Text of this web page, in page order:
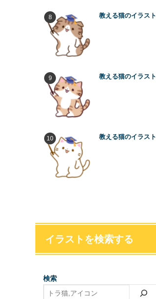
教える猫のイラスト
教える猫のイラスト
教える猫のイラスト
イラストを検索する
検索